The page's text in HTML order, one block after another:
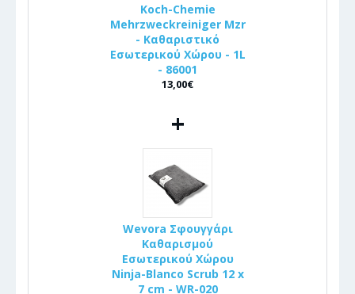
Koch-Chemie
Mehrzweckreiniger Mzr
- Καθαριστικό
Εσωτερικού Χώρου - 1L
- 86001
13,00€
+
Wevora Σφουγγάρι
Καθαρισμού
Εσωτερικού Χώρου
Ninja-Blanco Scrub 12 x
7 cm - WR-020